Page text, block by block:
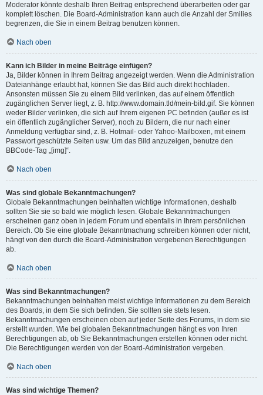
Moderator könnte deshalb Ihren Beitrag entsprechend überarbeiten oder gar
komplett löschen. Die Board-Administration kann auch die Anzahl der Smilies
begrenzen, die Sie in einem Beitrag benutzen können.
Nach oben
Kann ich Bilder in meine Beiträge einfügen?
Ja, Bilder können in Ihrem Beitrag angezeigt werden. Wenn die Administration
Dateianhänge erlaubt hat, können Sie das Bild auch direkt hochladen.
Ansonsten müssen Sie zu einem Bild verlinken, das auf einem öffentlich
zugänglichen Server liegt, z. B. http://www.domain.tld/mein-bild.gif. Sie können
weder Bilder verlinken, die sich auf Ihrem eigenen PC befinden (außer es ist
ein öffentlich zugänglicher Server), noch zu Bildern, die nur nach einer
Anmeldung verfügbar sind, z. B. Hotmail- oder Yahoo-Mailboxen, mit einem
Passwort geschützte Seiten usw. Um das Bild anzuzeigen, benutze den
BBCode-Tag „[img]“.
Nach oben
Was sind globale Bekanntmachungen?
Globale Bekanntmachungen beinhalten wichtige Informationen, deshalb
sollten Sie sie so bald wie möglich lesen. Globale Bekanntmachungen
erscheinen ganz oben in jedem Forum und ebenfalls in Ihrem persönlichen
Bereich. Ob Sie eine globale Bekanntmachung schreiben können oder nicht,
hängt von den durch die Board-Administration vergebenen Berechtigungen
ab.
Nach oben
Was sind Bekanntmachungen?
Bekanntmachungen beinhalten meist wichtige Informationen zu dem Bereich
des Boards, in dem Sie sich befinden. Sie sollten sie stets lesen.
Bekanntmachungen erscheinen oben auf jeder Seite des Forums, in dem sie
erstellt wurden. Wie bei globalen Bekanntmachungen hängt es von Ihren
Berechtigungen ab, ob Sie Bekanntmachungen erstellen können oder nicht.
Die Berechtigungen werden von der Board-Administration vergeben.
Nach oben
Was sind wichtige Themen?